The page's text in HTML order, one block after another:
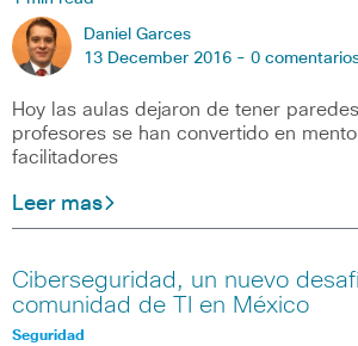
Daniel Garces
13 December 2016 - 0
Hoy las aulas dejaron de tener
profesores se han convertido en
facilitadores
Leer mas
Ciberseguridad, un nuevo
comunidad de TI en México
Seguridad